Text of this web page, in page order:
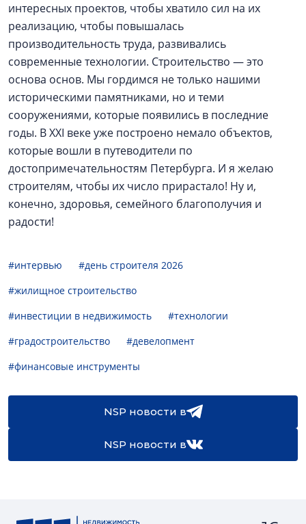
интересных проектов, чтобы хватило сил на их
реализацию, чтобы повышалась
производительность труда, развивались
современные технологии. Строительство — это
основа основ. Мы гордимся не только нашими
историческими памятниками, но и теми
сооружениями, которые появились в последние
годы. В XXI веке уже построено немало объектов,
которые вошли в путеводители по
достопримечательностям Петербурга. И я желаю
строителям, чтобы их число прирастало! Ну и,
конечно, здоровья, семейного благополучия и
радости!
#интервью
#день строителя 2026
#жилищное строительство
#инвестиции в недвижимость
#технологии
#градостроительство
#девелопмент
#финансовые инструменты
NSP новости в
NSP новости в